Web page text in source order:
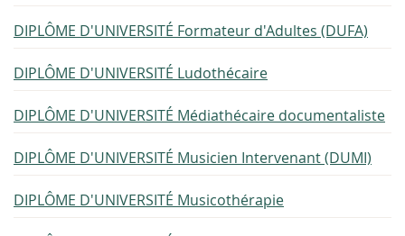
DIPLÔME D'UNIVERSITÉ Formateur d'Adultes (DUFA)
DIPLÔME D'UNIVERSITÉ Ludothécaire
DIPLÔME D'UNIVERSITÉ Médiathécaire documentaliste
DIPLÔME D'UNIVERSITÉ Musicien Intervenant (DUMI)
DIPLÔME D'UNIVERSITÉ Musicothérapie